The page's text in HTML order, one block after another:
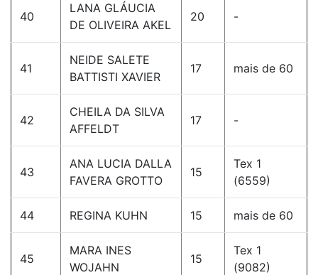
40
LANA GLÁUCIA
DE OLIVEIRA AKEL
20 -
41
NEIDE SALETE
BATTISTI XAVIER
17 mais de 60
42
CHEILA DA SILVA
AFFELDT
17 -
43
ANA LUCIA DALLA
FAVERA GROTTO
15
Tex 1
(6559)
44 REGINA KUHN 15 mais de 60
45
MARA INES
WOJAHN
15
Tex 1
(9082)